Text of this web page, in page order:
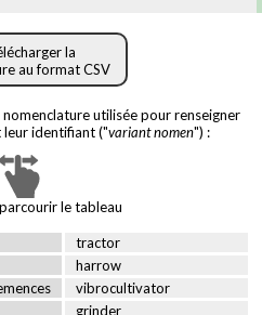
la
au format CSV
utilisée pour renseigner
leur identifiant ("variant nomen") :
le tableau
tractor
harrow
vibrocultivator
grinder